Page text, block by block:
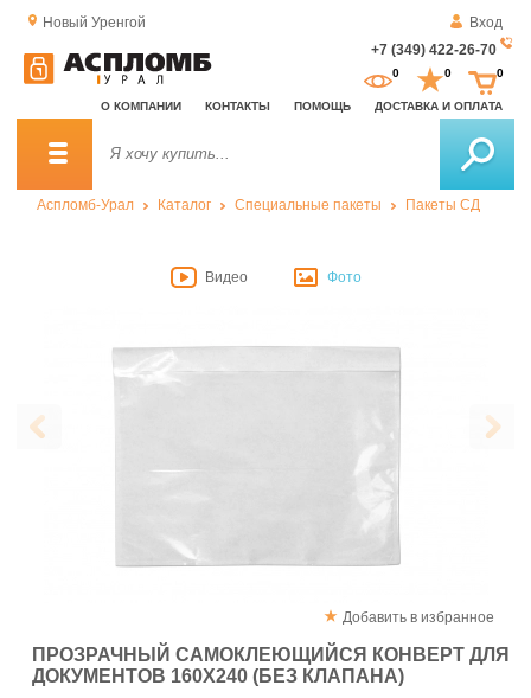
Новый Уренгой
Вход
+7 (349) 422-26-70
О КОМПАНИИ КОНТАКТЫ ПОМОЩЬ ДОСТАВКА И ОПЛАТА
0 0 0
Аспломб-Урал Каталог Специальные пакеты Пакеты СД
Добавить в избранное
ПРОЗРАЧНЫЙ САМОКЛЕЮЩИЙСЯ КОНВЕРТ ДЛЯ
ДОКУМЕНТОВ 160Х240 (БЕЗ КЛАПАНА)
Видео Фото